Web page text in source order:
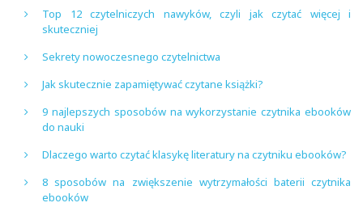
Top 12 czytelniczych nawyków, czyli jak czytać więcej i
skuteczniej
Sekrety nowoczesnego czytelnictwa
Jak skutecznie zapamiętywać czytane książki?
9 najlepszych sposobów na wykorzystanie czytnika ebooków
do nauki
Dlaczego warto czytać klasykę literatury na czytniku ebooków?
8 sposobów na zwiększenie wytrzymałości baterii czytnika
ebooków